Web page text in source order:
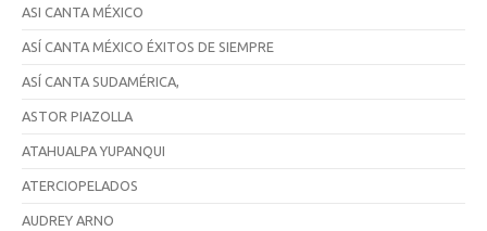
ASI CANTA MÉXICO
ASÍ CANTA MÉXICO ÉXITOS DE SIEMPRE
ASÍ CANTA SUDAMÉRICA,
ASTOR PIAZOLLA
ATAHUALPA YUPANQUI
ATERCIOPELADOS
AUDREY ARNO